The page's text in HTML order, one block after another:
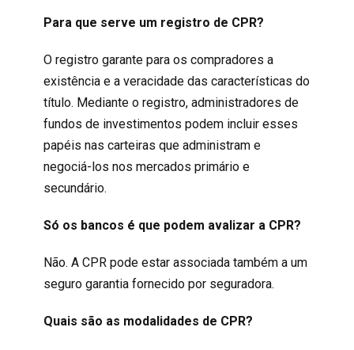
Para que serve um registro de CPR?
O registro garante para os compradores a
existência e a veracidade das características do
título. Mediante o registro, administradores de
fundos de investimentos podem incluir esses
papéis nas carteiras que administram e
negociá-los nos mercados primário e
secundário.
Só os bancos é que podem avalizar a CPR?
Não. A CPR pode estar associada também a um
seguro garantia fornecido por seguradora.
Quais são as modalidades de CPR?